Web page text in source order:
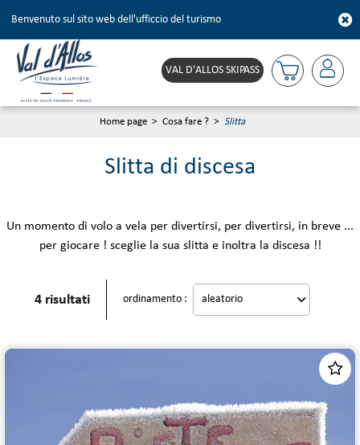
Benvenuto sul sito web dell'ufficcio del turismo
VAL D'ALLOS SKIPASS
Home page > Cosa fare ? > Slitta
Slitta di discesa
Un momento di volo a vela per divertirsi, per divertirsi, in breve ...
per giocare ! sceglie la sua slitta e inoltra la discesa !!
4risultati ordinamento :